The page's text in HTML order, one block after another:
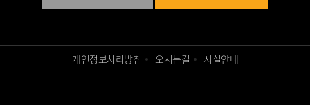
개인정보처리방침 오시는길 시설안내